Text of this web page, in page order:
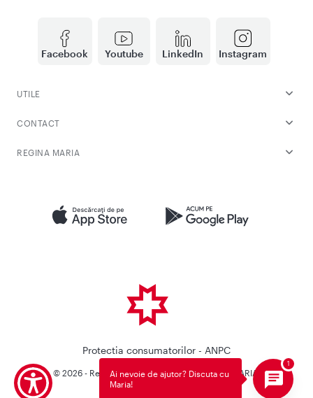
Facebook Youtube LinkedIn Instagram
UTILE
CONTACT
REGINA MARIA
Protectia consumatorilor - ANPC
© 2026 - Reteaua Privata de Sanatate REGINA MARIA.
Toate drepturile rezervate.
Ai nevoie de ajutor? Discuta cu
Maria!